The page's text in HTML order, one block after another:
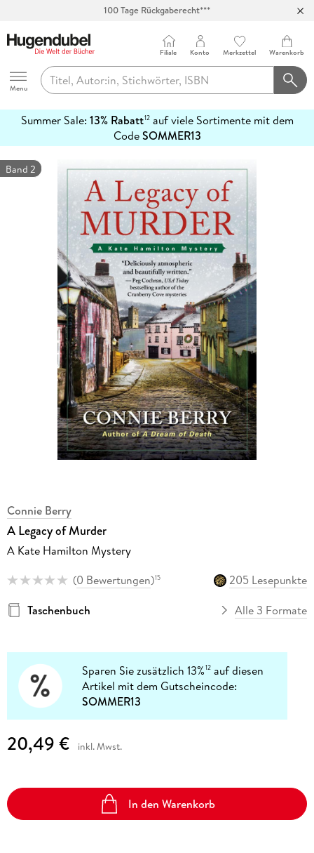
Hugendubel
Menu
Filiale Konto Merkzettel Warenkorb
Summer Sale: 13% Rabatt12auf viele Sortimente mit dem
CodeSOMMER13
erfahren
Band 2
Connie Berry
A Legacy of Murder
A Kate Hamilton Mystery
(0 Bewertungen)15
205 Lesepunkte
Taschenbuch
Alle 3 Formate
Sparen Sie zusätzlich 13%12 auf diesen
Artikel mit dem Gutscheincode:
SOMMER13
20,49 € inkl. Mwst.
In den Warenkorb